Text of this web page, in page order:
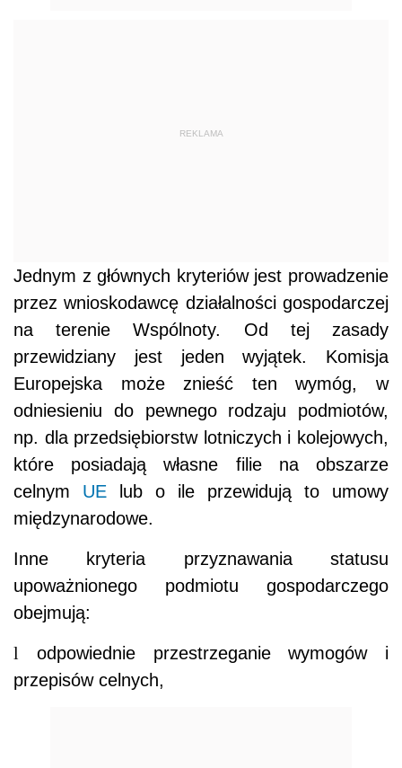
REKLAMA
Jednym z głównych kryteriów jest prowadzenie
przez wnioskodawcę działalności gospodarczej
na terenie Wspólnoty. Od tej zasady
przewidziany jest jeden wyjątek. Komisja
Europejska może znieść ten wymóg, w
odniesieniu do pewnego rodzaju podmiotów,
np. dla przedsiębiorstw lotniczych i kolejowych,
które posiadają własne filie na obszarze
celnym UE lub o ile przewidują to umowy
międzynarodowe.
Inne kryteria przyznawania statusu
upoważnionego podmiotu gospodarczego
obejmują:
l odpowiednie przestrzeganie wymogów i
przepisów celnych,